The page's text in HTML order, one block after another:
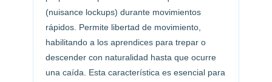
(nuisance lockups) durante movimientos
rápidos. Permite libertad de movimiento,
habilitando a los aprendices para trepar o
descender con naturalidad hasta que ocurre
una caída. Esta característica es esencial para